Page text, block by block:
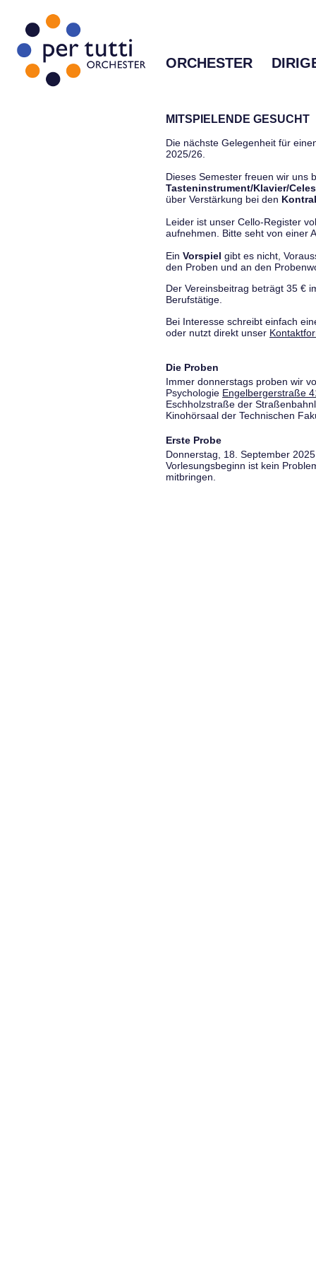
ORCHESTER
MITSPIELENDE GESUCHT
Die nächste Gelegenheit für
2025/26.
Dieses Semester freuen wir uns
Tasteninstrument/Klavier/
über Verstärkung bei den
Leider ist unser Cello-Register
aufnehmen. Bitte seht von einer
Ein Vorspiel gibt es nicht,
den Proben und an den
Der Vereinsbeitrag beträgt 35 €
Berufstätige.
Bei Interesse schreibt einfach
oder nutzt direkt unser
Die Proben
Immer donnerstags proben wir
Psychologie Engelbergerstraße
Eschholzstraße der
Kinohörsaal der Technischen
Erste Probe
Donnerstag, 18. September
Vorlesungsbeginn ist kein
mitbringen.